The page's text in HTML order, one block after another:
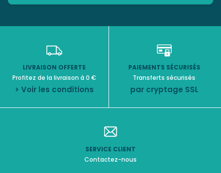
LIVRAISON OFFERTE
Profitez de la livraison à 0 €
> Voir les conditions
PAIEMENTS SÉCURISÉS
Transferts sécurisés
par cryptage SSL
SERVICE CLIENT
Contactez-nous